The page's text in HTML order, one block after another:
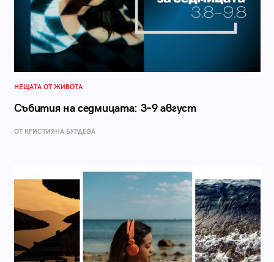
НЕЩАТА ОТ ЖИВОТА
Събития на седмицата: 3–9 август
ОТ КРИСТИЯНА БУРДЕВА